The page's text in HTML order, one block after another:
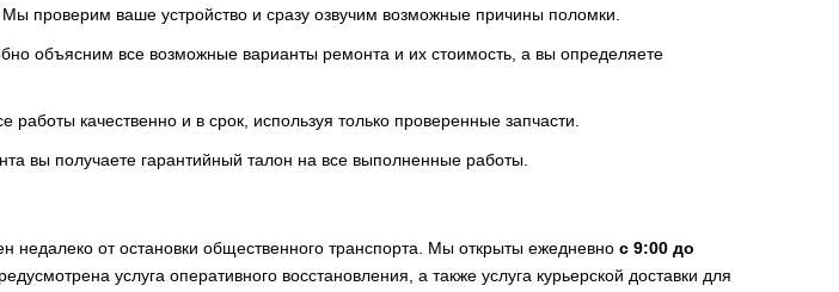
проверим ваше устройство и сразу озвучим возможные причины поломки.
объясним все возможные варианты ремонта и их стоимость, а вы определяете
качественно и в срок, используя только проверенные запчасти.
вы получаете гарантийный талон на все выполненные работы.
недалеко от остановки общественного транспорта. Мы открыты ежедневно с 9:00 до
услуга оперативного восстановления, а также услуга курьерской доставки для